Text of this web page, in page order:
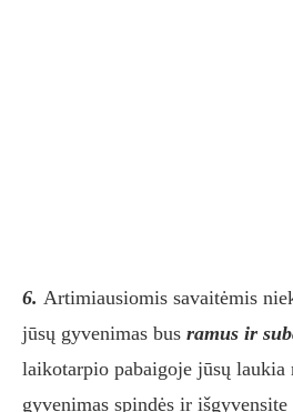
6. Artimiausiomis savaitėmis
jūsų gyvenimas bus ramus ir
laikotarpio pabaigoje jūsų laukia
gyvenimas spindės ir išgyvensite